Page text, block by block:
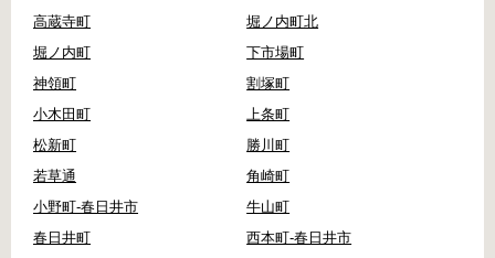
高蔵寺町
堀ノ内町北
堀ノ内町
下市場町
神領町
割塚町
小木田町
上条町
松新町
勝川町
若草通
角崎町
小野町-春日井市
牛山町
春日井町
西本町-春日井市